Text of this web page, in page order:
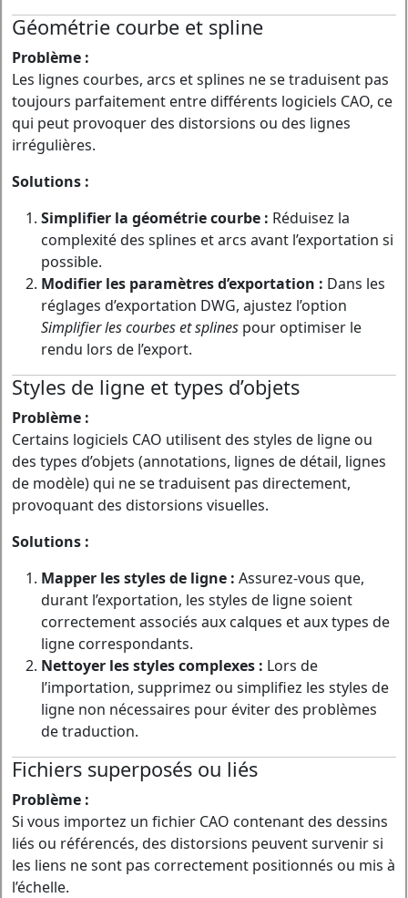
Géométrie courbe et spline
Problème :
Les lignes courbes, arcs et splines ne se traduisent pas
toujours parfaitement entre différents logiciels CAO, ce
qui peut provoquer des distorsions ou des lignes
irrégulières.
Solutions :
Simplifier la géométrie courbe : Réduisez la
complexité des splines et arcs avant l’exportation si
possible.
Modifier les paramètres d’exportation : Dans les
réglages d’exportation DWG, ajustez l’option
Simplifier les courbes et splines pour optimiser le
rendu lors de l’export.
Styles de ligne et types d’objets
Problème :
Certains logiciels CAO utilisent des styles de ligne ou
des types d’objets (annotations, lignes de détail, lignes
de modèle) qui ne se traduisent pas directement,
provoquant des distorsions visuelles.
Solutions :
Mapper les styles de ligne : Assurez-vous que,
durant l’exportation, les styles de ligne soient
correctement associés aux calques et aux types de
ligne correspondants.
Nettoyer les styles complexes : Lors de
l’importation, supprimez ou simplifiez les styles de
ligne non nécessaires pour éviter des problèmes
de traduction.
Fichiers superposés ou liés
Problème :
Si vous importez un fichier CAO contenant des dessins
liés ou référencés, des distorsions peuvent survenir si
les liens ne sont pas correctement positionnés ou mis à
l’échelle.